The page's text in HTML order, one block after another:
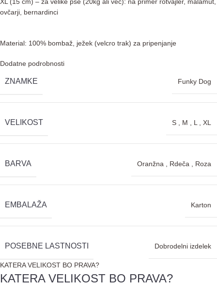
ovčarji, bernardinci
Material: 100% bombaž, ježek (velcro trak) za pripenjanje
Dodatne podrobnosti
ZNAMKE Funky Dog
VELIKOST S M L XL
BARVA Oranžna Rdeča Roza
EMBALAŽA Karton
POSEBNE LASTNOSTI Dobrodelni izdelek
KATERA VELIKOST BO PRAVA?
KATERA VELIKOST BO PRAVA?